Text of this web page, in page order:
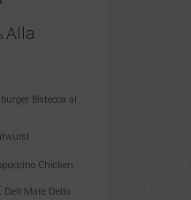
Alla
Bistecca al
Chicken
Dell Mare Dello